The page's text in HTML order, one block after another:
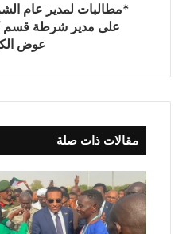
*مطالبات لمدير عام
على مدير شرطة قسم
عوض
مقالات ذات صلة